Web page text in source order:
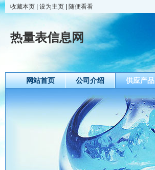
收藏本页 设为主页 随便看看
热量表信息网
网站首页 公司介绍 供应产品